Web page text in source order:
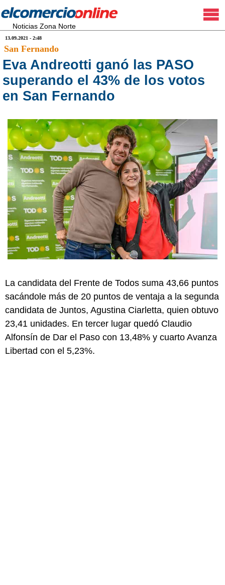
Noticias Zona Norte
13.09.2021 - 2:48
San Fernando
Eva Andreotti ganó las PASO
superando el 43% de los votos
en San Fernando
La candidata del Frente de Todos suma 43,66 puntos
sacándole más de 20 puntos de ventaja a la segunda
candidata de Juntos, Agustina Ciarletta, quien obtuvo
23,41 unidades. En tercer lugar quedó Claudio
Alfonsín de Dar el Paso con 13,48% y cuarto Avanza
Libertad con el 5,23%.